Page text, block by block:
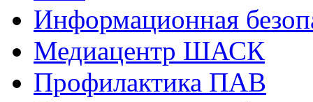
Информационная
Медиацентр ШАСК
Профилактика ПАВ